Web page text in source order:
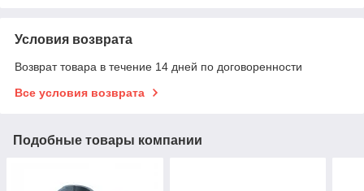
Условия возврата
Возврат товара в течение 14 дней по договоренности
Все условия возврата
Подобные товары компании